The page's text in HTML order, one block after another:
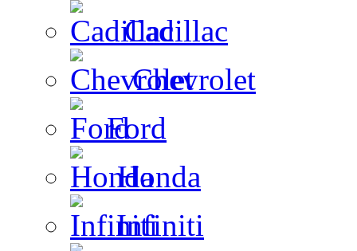
Cadillac
Chevrolet
Ford
Honda
Infiniti